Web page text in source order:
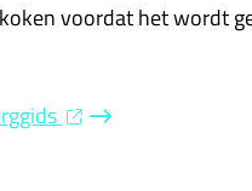
voordat het wordt